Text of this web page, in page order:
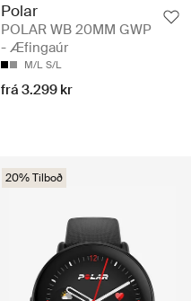
Polar
POLAR WB 20MM GWP
- Æfingaúr
M/L S/L
frá 3.299 kr
20% Tilboð